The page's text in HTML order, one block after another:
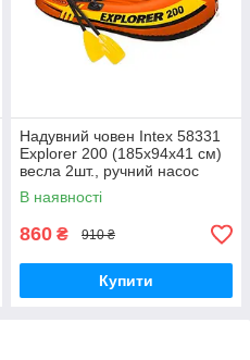
Надувний човен Intex 58331
Explorer 200 (185х94х41 см)
весла 2шт., ручний насос
0.45 л
В наявності
860 ₴ 910 ₴
Купити